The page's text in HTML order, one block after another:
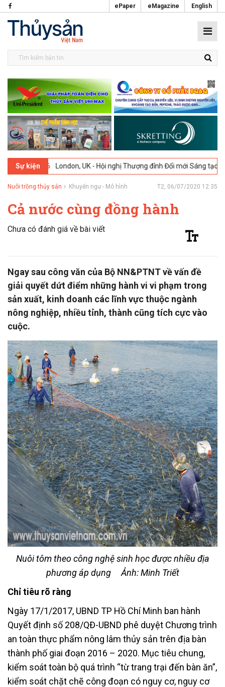
ePaper eMagazine English
Sự kiện
London, UK - Hội nghị Thượng đỉnh Đổi mới Sáng tạo trong
Nuôi trồng thủy sản Khuyến ngư - Mô hình T2, 06/07/2020 12:35
Cả nước cùng đồng hành
Chưa có đánh giá về bài viết
Ngay sau công văn của Bộ NN&PTNT về vấn đề
giải quyết dứt điểm những hành vi vi phạm trong
sản xuất, kinh doanh các lĩnh vực thuộc ngành
nông nghiệp, nhiều tỉnh, thành cũng tích cực vào
cuộc.
Nuôi tôm theo công nghệ sinh học được nhiều địa
phương áp dụng
Ảnh: Minh Triết
Chỉ tiêu rõ ràng
Ngày 17/1/2017, UBND TP Hồ Chí Minh ban hành
Quyết định số 208/QĐ-UBND phê duyệt Chương trình
an toàn thực phẩm nông lâm thủy sản trên địa bàn
thành phố giai đoạn 2016 – 2020. Mục tiêu chung,
kiểm soát toàn bộ quá trình “từ trang trại đến bàn ăn”,
kiểm soát chặt chẽ công đoạn có nguy cơ, nguy cơ